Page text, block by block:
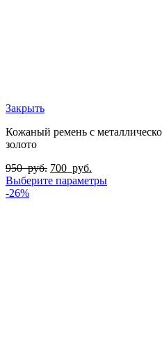
Закрыть
Кожаный ремень с
золото
950руб. 700 руб.
Выберите параметры
-26%